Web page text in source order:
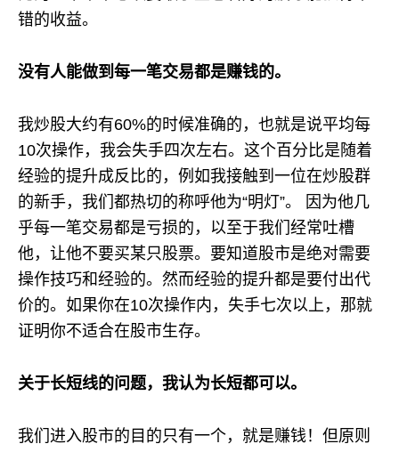
错的收益。
没有人能做到每一笔交易都是赚钱的。
我炒股大约有60%的时候准确的，也就是说平均每
10次操作，我会失手四次左右。这个百分比是随着
经验的提升成反比的，例如我接触到一位在炒股群
的新手，我们都热切的称呼他为“明灯”。 因为他几
乎每一笔交易都是亏损的，以至于我们经常吐槽
他，让他不要买某只股票。要知道股市是绝对需要
操作技巧和经验的。然而经验的提升都是要付出代
价的。如果你在10次操作内，失手七次以上，那就
证明你不适合在股市生存。
关于长短线的问题，我认为长短都可以。
我们进入股市的目的只有一个，就是赚钱！但原则